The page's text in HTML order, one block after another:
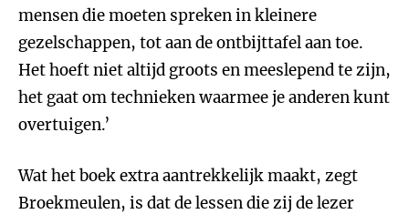
mensen die moeten spreken in kleinere
gezelschappen, tot aan de ontbijttafel aan toe.
Het hoeft niet altijd groots en meeslepend te zijn,
het gaat om technieken waarmee je anderen kunt
overtuigen.’
Wat het boek extra aantrekkelijk maakt, zegt
Broekmeulen, is dat de lessen die zij de lezer